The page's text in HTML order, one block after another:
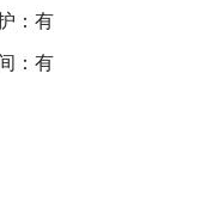
： 有
： 有